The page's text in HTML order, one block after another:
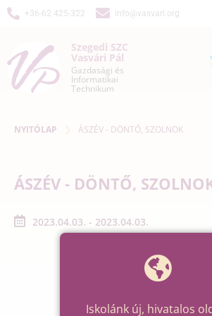
+36-62 425-322 info@vasvari.org
Szegedi SZC
Vasvári Pál
Gazdasági és
Informatikai
Technikum
NYITÓLAP ÁSZÉV - DÖNTŐ, SZOLNOK
ÁSZÉV - DÖNTŐ,
2023.04.03. - 2023.04.03.
Iskolánk új, hivatalos